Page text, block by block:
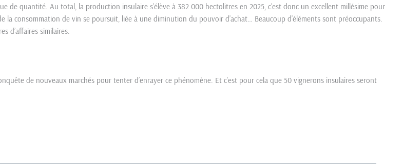
de quantité. Au total, la production insulaire s’élève à 382 000 hectolitres en 2025, c’est donc un excellent millésime pour
la consommation de vin se poursuit, liée à une diminution du pouvoir d’achat… Beaucoup d’éléments sont préoccupants.
d’affaires similaires.
de nouveaux marchés pour tenter d’enrayer ce phénomène. Et c’est pour cela que 50 vignerons insulaires seront